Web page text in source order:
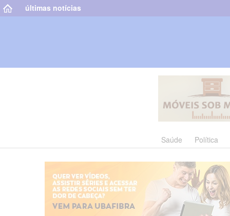
últimas notícias
Saúde Política